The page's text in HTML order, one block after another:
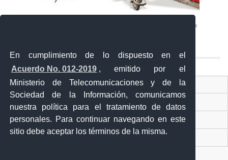
En cumplimiento de lo dispuesto en el
Acuerdo No. 012-2019 , emitido por el
Ministerio de Telecomunicaciones y de la
Sociedad de la Información, comunicamos
nuestra política para el tratamiento de datos
personales. Para continuar navegando en este
sitio debe aceptar los términos de la misma.
Ventanilla Única Virtual
Ventanilla Única de Comercio Exterior
Gobierno Abierto